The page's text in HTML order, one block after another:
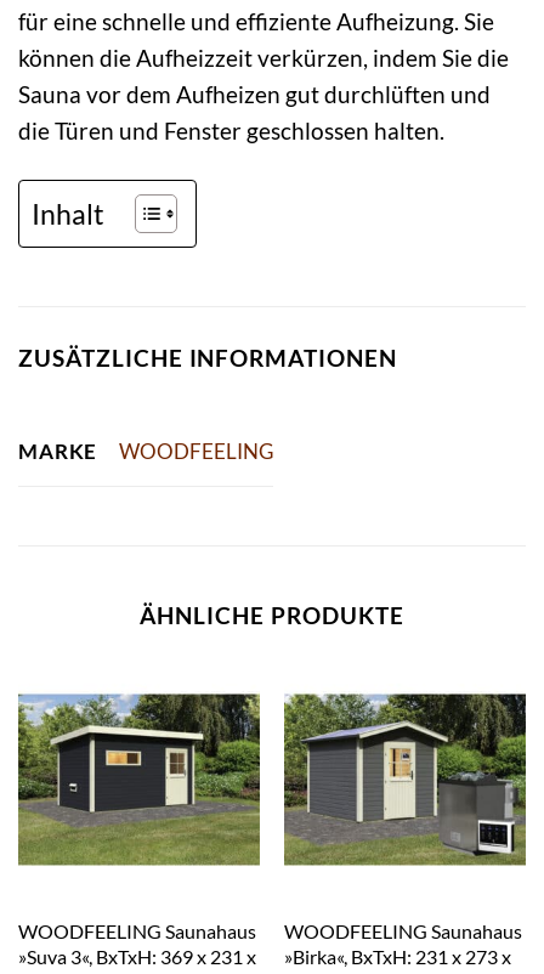
für eine schnelle und effiziente Aufheizung. Sie
können die Aufheizzeit verkürzen, indem Sie die
Sauna vor dem Aufheizen gut durchlüften und
die Türen und Fenster geschlossen halten.
Inhalt
ZUSÄTZLICHE INFORMATIONEN
MARKE WOODFEELING
ÄHNLICHE PRODUKTE
WOODFEELING Saunahaus
»Suva 3«, BxTxH: 369 x 231 x
WOODFEELING Saunahaus
»Birka«, BxTxH: 231 x 273 x